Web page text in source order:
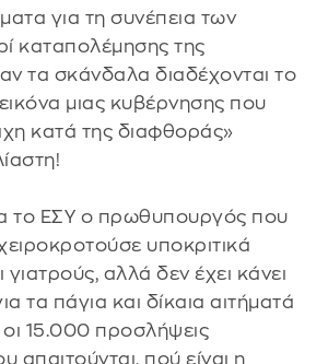
για τη συνέπεια των
καταπολέμησης της
τα σκάνδαλα διαδέχονται το
μιας κυβέρνησης που
κατά της διαφθοράς»
το ΕΣΥ ο πρωθυπουργός που
υποκριτικά
γιατρούς, αλλά δεν έχει κάνει
τα πάγια και δίκαια αιτήματά
οι 15.000 προσλήψεις
απαιτούνται, πού είναι η